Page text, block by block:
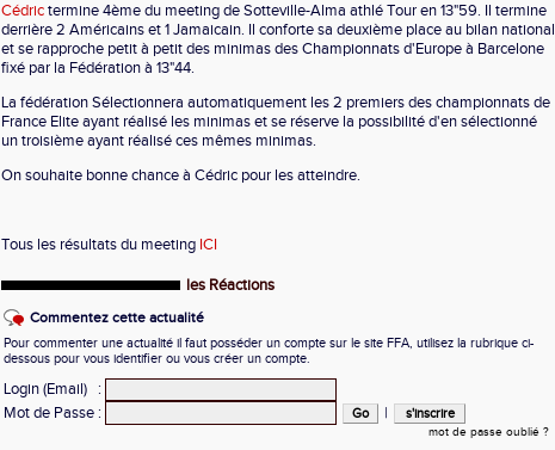
Cédrictermine 4ème du meeting de Sotteville-Alma athlé Tour en 13"59. Il termine
derrière 2 Américains et 1 Jamaicain. Il conforte sa deuxième place au bilan national
et se rapproche petit à petit des minimas des Championnats d'Europe à Barcelone
fixé par la Fédération à 13"44.
La fédération Sélectionnera automatiquement les 2 premiers des championnats de
France Elite ayant réalisé les minimas et se réserve la possibilité d'en sélectionné
un troisième ayant réalisé ces mêmes minimas.
On souhaite bonne chance à Cédric pour les atteindre.
Tous les résultats du meeting ICI
les Réactions
Commentez cette actualité
Pour commenter une actualité il faut posséder un compte sur le site FFA, utilisez la rubrique ci-
dessous pour vous identifier ou vous créer un compte.
Login (Email)
:
Mot de Passe : |
mot de passe oublié ?